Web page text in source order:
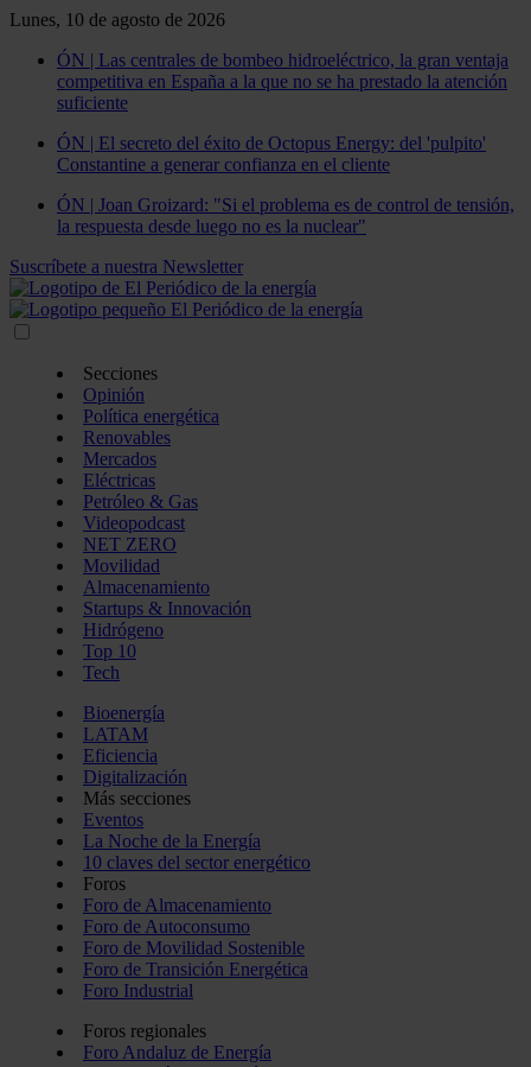
Lunes, 10 de agosto de 2026
ÓN | Las centrales de bombeo hidroeléctrico, la gran ventaja
competitiva en España a la que no se ha prestado la atención
suficiente
ÓN | El secreto del éxito de Octopus Energy: del 'pulpito'
Constantine a generar confianza en el cliente
ÓN | Joan Groizard: "Si el problema es de control de tensión,
la respuesta desde luego no es la nuclear"
Suscríbete a nuestra Newsletter
Secciones
Opinión
Política energética
Renovables
Mercados
Eléctricas
Petróleo & Gas
Videopodcast
NET ZERO
Movilidad
Almacenamiento
Startups & Innovación
Hidrógeno
Top 10
Tech
Bioenergía
LATAM
Eficiencia
Digitalización
Más secciones
Eventos
La Noche de la Energía
10 claves del sector energético
Foros
Foro de Almacenamiento
Foro de Autoconsumo
Foro de Movilidad Sostenible
Foro de Transición Energética
Foro Industrial
Foros regionales
Foro Andaluz de Energía